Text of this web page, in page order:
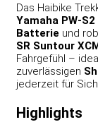
Das Haibike
Yamaha PW-
Batterie und
SR Suntour
Fahrgefühl –
zuverlässigen
jederzeit für
Highlights